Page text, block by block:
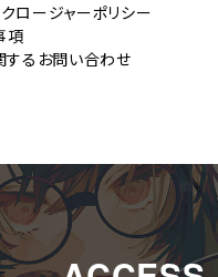
ロージャーポリシー
項
するお問い合わせ